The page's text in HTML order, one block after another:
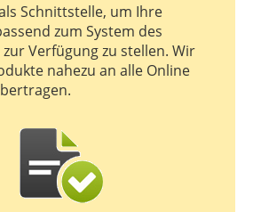
Schnittstelle, um Ihre
zum System des
Verfügung zu stellen. Wir
nahezu an alle Online